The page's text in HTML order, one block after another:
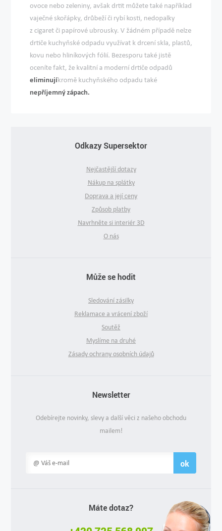
ovoce nebo zeleniny, avšak drtit můžete také například
vaječné skořápky, drůbeží či rybí kosti, nedopalky
z cigaret či papírové ubrousky. V žádném případě nelze
drtiče kuchyňské odpadu využívat k drcení skla, plastů,
kovu nebo hliníkových fólií. Bezesporu také jistě
oceníte fakt, že kvalitní a moderní drtiče odpadů
eliminujíkromě kuchyňského odpadu také
nepříjemný zápach.
Odkazy Supersektor
Nejčastější dotazy
Nákup na splátky
Doprava a její ceny
Způsob platby
Navrhněte si interiér 3D
O nás
Může se hodit
Sledování zásilky
Reklamace a vrácení zboží
Soutěž
Myslíme na druhé
Zásady ochrany osobních údajů
Newsletter
Odebírejte novinky, slevy a další věci z našeho obchodu
mailem!
ok
Máte dotaz?